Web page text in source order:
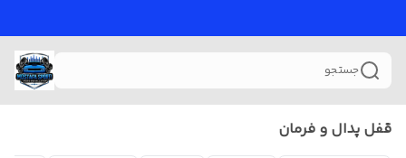
جستجو
قفل پدال و فرمان